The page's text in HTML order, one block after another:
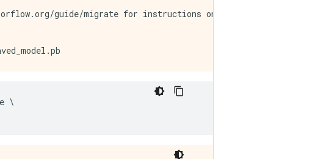
guide/migrate for instructions on how to migrate your
\